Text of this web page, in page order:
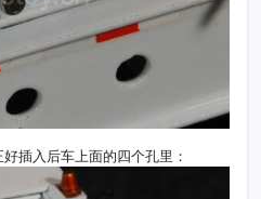
插入后车上面的四个孔里：